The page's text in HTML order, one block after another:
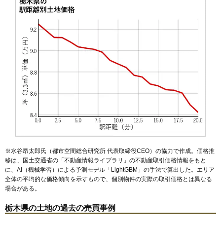
※水谷昂太郎氏（都市空間総合研究所 代表取締役CEO）の協力で作成。価格推
移は、国土交通省の「不動産情報ライブラリ 」の不動産取引価格情報をもと
に、AI（機械学習）による予測モデル「LightGBM」の手法で算出した。エリア
全体の平均的な価格傾向を示すもので、個別物件の実際の取引価格とは異なる
場合がある。
栃木県の土地の過去の売買事例